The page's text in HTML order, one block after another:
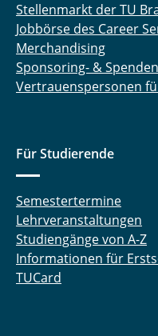
Stellenmarkt der TU
Jobbörse des Career
Merchandising
Sponsoring- &
Vertrauenspersonen
Für Studierende
Semestertermine
Lehrveranstaltungen
Studiengänge von A-Z
Informationen für
TUCard